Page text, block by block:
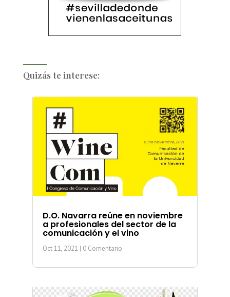
Quizás te interese:
D.O. Navarra reúne en noviembre
a profesionales del sector de la
comunicación y el vino
Oct 11, 2021 | 0 Comentario